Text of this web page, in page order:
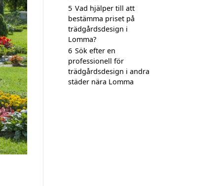
5 Vad hjälper till att
bestämma priset på
trädgårdsdesign i
Lomma?
6 Sök efter en
professionell för
trädgårdsdesign i andra
städer nära Lomma